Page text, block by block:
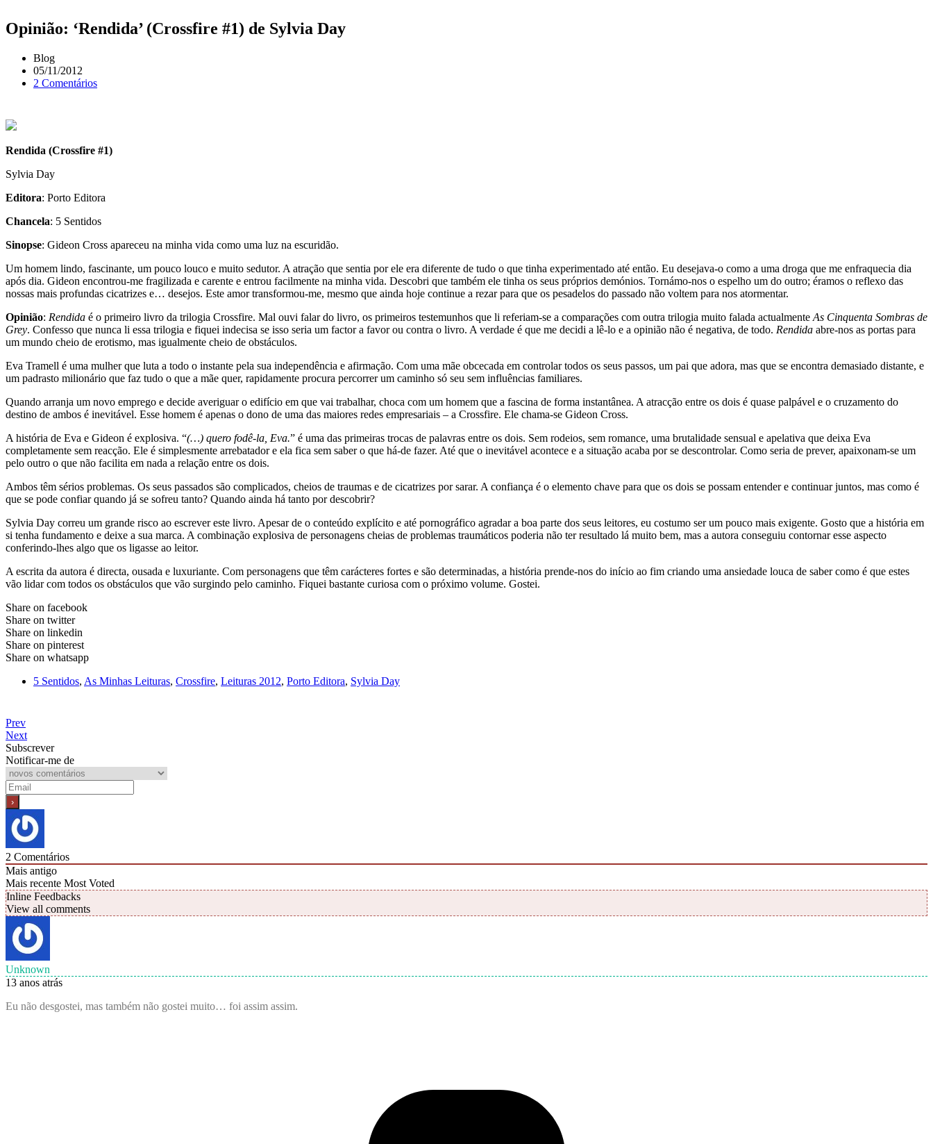
Opinião: ‘Rendida’ (Crossfire #1) de Sylvia Day
Blog
05/11/2012
2 Comentários
Rendida (Crossfire #1)
Sylvia Day
Editora: Porto Editora
Chancela: 5 Sentidos
Sinopse: Gideon Cross apareceu na minha vida como uma luz na escuridão.
Um homem lindo, fascinante, um pouco louco e muito sedutor. A atração que sentia por ele era diferente de tudo o que tinha experimentado até então. Eu desejava-o como a uma droga que me enfraquecia dia
após dia. Gideon encontrou-me fragilizada e carente e entrou facilmente na minha vida. Descobri que também ele tinha os seus próprios demónios. Tornámo-nos o espelho um do outro; éramos o reflexo das
nossas mais profundas cicatrizes e… desejos. Este amor transformou-me, mesmo que ainda hoje continue a rezar para que os pesadelos do passado não voltem para nos atormentar.
Opinião: Rendida é o primeiro livro da trilogia Crossfire. Mal ouvi falar do livro, os primeiros testemunhos que li referiam-se a comparações com outra trilogia muito falada actualmente As Cinquenta Sombras de
Grey. Confesso que nunca li essa trilogia e fiquei indecisa se isso seria um factor a favor ou contra o livro. A verdade é que me decidi a lê-lo e a opinião não é negativa, de todo. Rendida abre-nos as portas para
um mundo cheio de erotismo, mas igualmente cheio de obstáculos.
Eva Tramell é uma mulher que luta a todo o instante pela sua independência e afirmação. Com uma mãe obcecada em controlar todos os seus passos, um pai que adora, mas que se encontra demasiado distante, e
um padrasto milionário que faz tudo o que a mãe quer, rapidamente procura percorrer um caminho só seu sem influências familiares.
Quando arranja um novo emprego e decide averiguar o edifício em que vai trabalhar, choca com um homem que a fascina de forma instantânea. A atracção entre os dois é quase palpável e o cruzamento do
destino de ambos é inevitável. Esse homem é apenas o dono de uma das maiores redes empresariais – a Crossfire. Ele chama-se Gideon Cross.
A história de Eva e Gideon é explosiva. “(…) quero fodê-la, Eva.” é uma das primeiras trocas de palavras entre os dois. Sem rodeios, sem romance, uma brutalidade sensual e apelativa que deixa Eva
completamente sem reacção. Ele é simplesmente arrebatador e ela fica sem saber o que há-de fazer. Até que o inevitável acontece e a situação acaba por se descontrolar. Como seria de prever, apaixonam-se um
pelo outro o que não facilita em nada a relação entre os dois.
Ambos têm sérios problemas. Os seus passados são complicados, cheios de traumas e de cicatrizes por sarar. A confiança é o elemento chave para que os dois se possam entender e continuar juntos, mas como é
que se pode confiar quando já se sofreu tanto? Quando ainda há tanto por descobrir?
Sylvia Day correu um grande risco ao escrever este livro. Apesar de o conteúdo explícito e até pornográfico agradar a boa parte dos seus leitores, eu costumo ser um pouco mais exigente. Gosto que a história em
si tenha fundamento e deixe a sua marca. A combinação explosiva de personagens cheias de problemas traumáticos poderia não ter resultado lá muito bem, mas a autora conseguiu contornar esse aspecto
conferindo-lhes algo que os ligasse ao leitor.
A escrita da autora é directa, ousada e luxuriante. Com personagens que têm carácteres fortes e são determinadas, a história prende-nos do início ao fim criando uma ansiedade louca de saber como é que estes
vão lidar com todos os obstáculos que vão surgindo pelo caminho. Fiquei bastante curiosa com o próximo volume. Gostei.
Share on facebook
Share on twitter
Share on linkedin
Share on pinterest
Share on whatsapp
5 Sentidos, As Minhas Leituras, Crossfire, Leituras 2012, Porto Editora, Sylvia Day
Prev
Next
Subscrever
Notificar-me de
2 Comentários
Mais antigo
Mais recente Most Voted
Inline Feedbacks
View all comments
Unknown
13 anos atrás
Eu não desgostei, mas também não gostei muito… foi assim assim.